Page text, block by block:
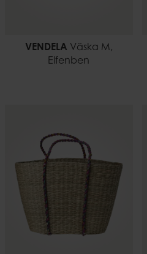
VENDELA Väska M,
Elfenben